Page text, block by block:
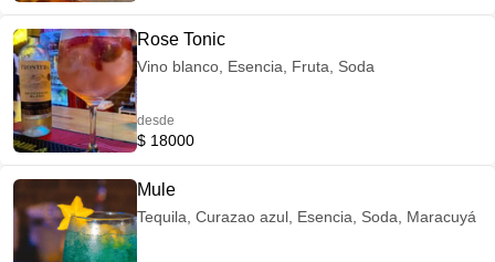
Rose Tonic
Vino blanco, Esencia, Fruta, Soda
desde
$ 18000
Mule
Tequila, Curazao azul, Esencia, Soda, Maracuyá